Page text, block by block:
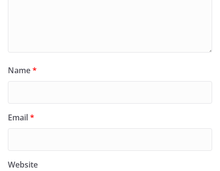
Name*
Email*
Website